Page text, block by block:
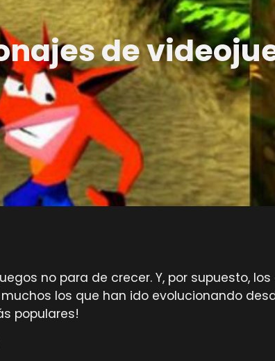
de
no para de crecer. Y, por supuesto,
los que han ido evolucionando
populares!